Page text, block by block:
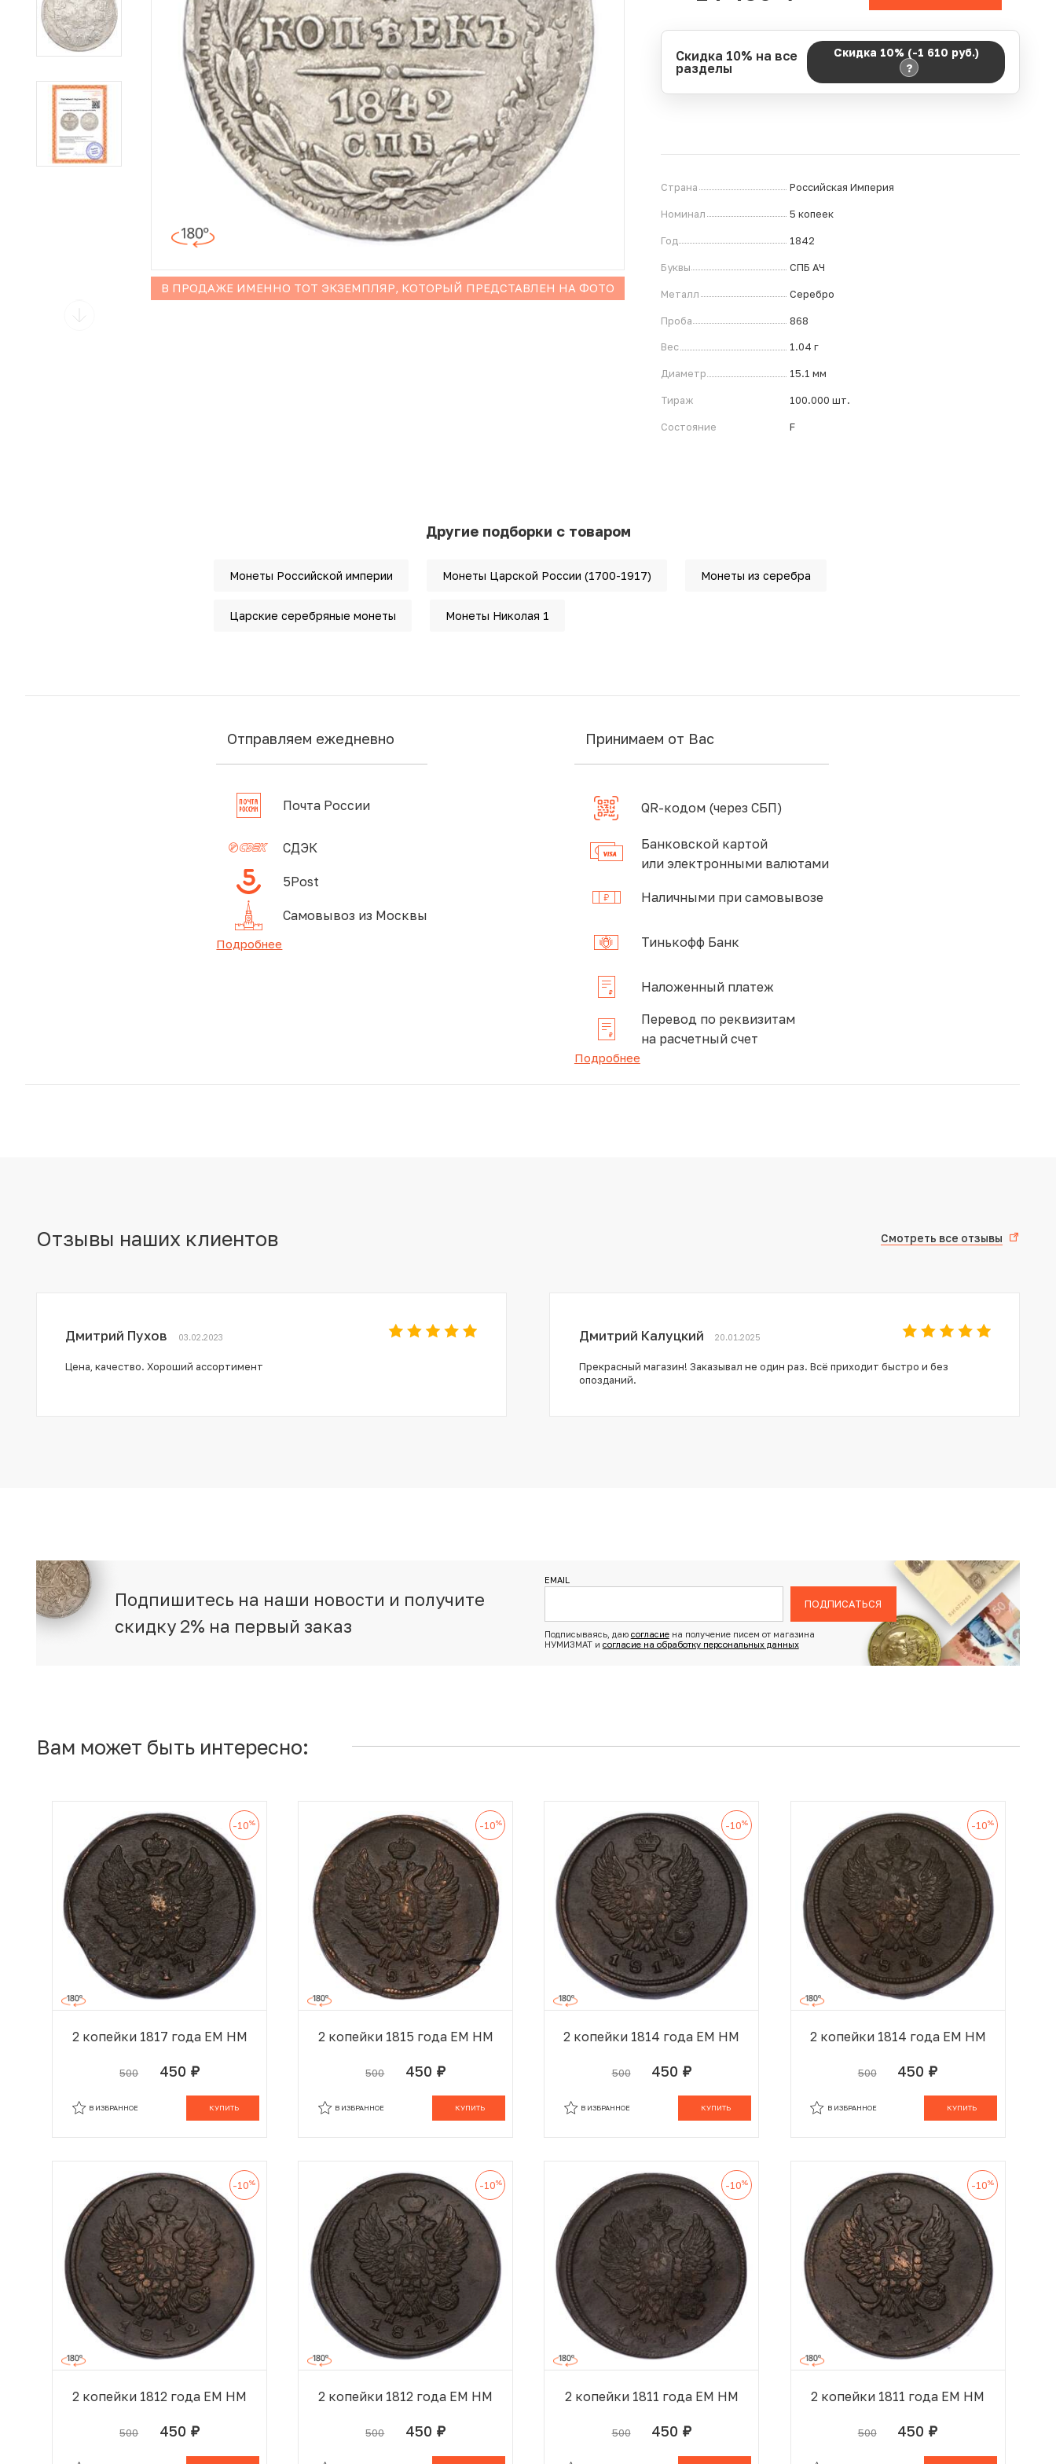
Иностранные монеты
Неофициальные выпуски монет (Unusual)
Античные и средневековые монеты
Наборы монет
В ПРОДАЖЕ ИМЕННО ТОТ ЭКЗЕМПЛЯР, КОТОРЫЙ ПРЕДСТАВЛЕН НА ФОТО
Скидка 10% на все
разделы
Скидка 10% (-1 610 руб.)
?
Страна Российская Империя
Номинал 5 копеек
Год 1842
Буквы СПБ АЧ
Металл Серебро
Проба 868
Вес 1.04 г
Диаметр 15.1 мм
Тираж 100.000 шт.
Состояние F
Другие подборки с товаром
Монеты Российской империи Монеты Царской России (1700-1917) Монеты из серебра
Царские серебряные монеты Монеты Николая 1
Отправляем ежедневно
Почта России
СДЭК
5Post
Самовывоз из Москвы
Подробнее
Принимаем от Вас
QR-кодом (через СБП)
Банковской картой
или электронными валютами
Наличными при самовывозе
Тинькофф Банк
Наложенный платеж
Перевод по реквизитам
на расчетный счет
Подробнее
Отзывы наших клиентов Смотреть все отзывы
Дмитрий Пухов 03.02.2023
Цена, качество. Хороший ассортимент
Дмитрий Калуцкий 20.01.2025
Прекрасный магазин! Заказывал не один раз. Всё приходит быстро и без
опозданий.
Подпишитесь на наши новости и получите
скидку 2% на первый заказ
EMAIL
ПОДПИСАТЬСЯ
Подписываясь, даю согласиена получение писем от магазина
НУМИЗМАТ и согласие на обработку персональных данных
Вам может быть интересно:
-10%
2 копейки 1817 года ЕМ НМ
500 450 руб.
КУПИТЬ
В ИЗБРАННОЕ
-10%
2 копейки 1815 года ЕМ НМ
500 450 руб.
КУПИТЬ
В ИЗБРАННОЕ
-10%
2 копейки 1814 года ЕМ НМ
500 450 руб.
КУПИТЬ
В ИЗБРАННОЕ
-10%
2 копейки 1814 года ЕМ НМ
500 450 руб.
КУПИТЬ
В ИЗБРАННОЕ
-10%
2 копейки 1812 года ЕМ НМ
500 450 руб.
-10%
2 копейки 1812 года ЕМ НМ
500 450 руб.
-10%
2 копейки 1811 года ЕМ НМ
500 450 руб.
-10%
2 копейки 1811 года ЕМ НМ
500 450 руб.